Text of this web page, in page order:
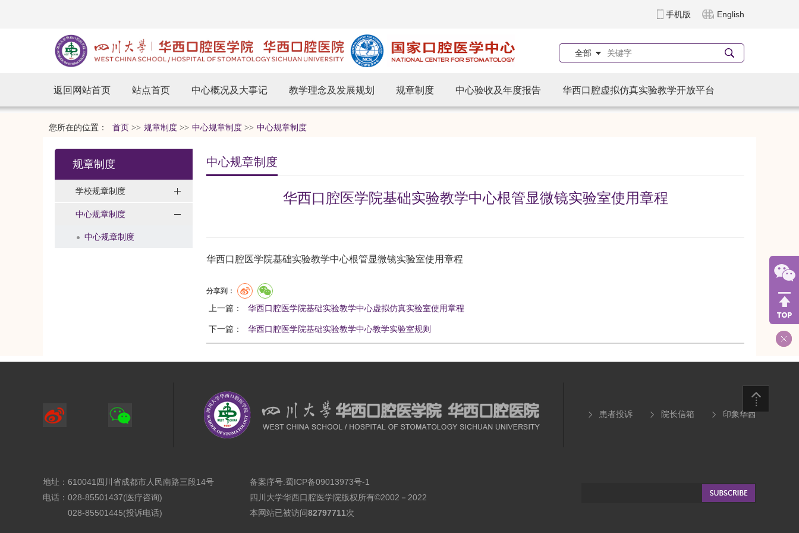
手机版 English
全部
返回网站首页 站点首页 中心概况及大事记 教学理念及发展规划 规章制度 中心验收及年度报告 华西口腔虚拟仿真实验教学开放平台
您所在的位置： 首页 >> 规章制度 >> 中心规章制度 >> 中心规章制度
规章制度
学校规章制度
中心规章制度
中心规章制度
中心规章制度
华西口腔医学院基础实验教学中心根管显微镜实验室使用章程
华西口腔医学院基础实验教学中心根管显微镜实验室使用章程
分享到：
上一篇： 华西口腔医学院基础实验教学中心虚拟仿真实验室使用章程
下一篇： 华西口腔医学院基础实验教学中心教学实验室规则
患者投诉 院长信箱 印象华西
地址：610041四川省成都市人民南路三段14号
电话：028-85501437(医疗咨询)
028-85501445(投诉电话)
备案序号:蜀ICP备09013973号-1
四川大学华西口腔医学院版权所有©2002－2022
本网站已被访问82797711次